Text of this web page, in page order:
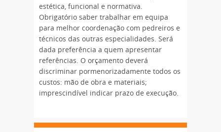
estética, funcional e normativa.
Obrigatório saber trabalhar em equipa
para melhor coordenação com pedreiros e
técnicos das outras especialidades. Será
dada preferência a quem apresentar
referências. O orçamento deverá
discriminar pormenorizadamente todos os
custos: mão de obra e materiais;
imprescindível indicar prazo de execução.